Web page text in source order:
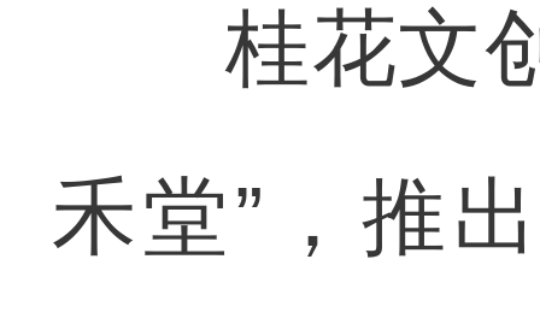
桂花文创
禾堂”，推